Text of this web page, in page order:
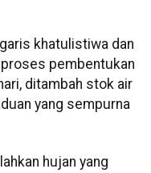
khatulistiwa dan
pembentukan
ditambah stok air
yang sempurna
hujan yang